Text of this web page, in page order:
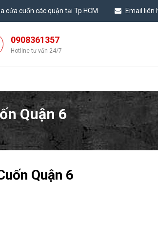
cửa cuốn các quận tại Tp.HCM Email liên
0908361357
Hotline tư vấn 24/7
Quận 6
Quận 6